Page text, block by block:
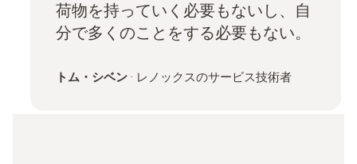
荷物を持っていく必要もないし、自
分で多くのことをする必要もない。
トム・シベン · レノックスのサービス技術者